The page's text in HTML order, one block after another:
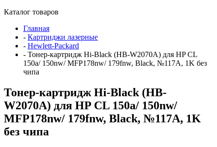
Каталог товаров
Главная
- Картриджи лазерные
- Hewlett-Packard
- Тонер-картридж Hi-Black (HB-W2070A) для HP CL
150a/ 150nw/ MFP178nw/ 179fnw, Black, №117A, 1K без
чипа
Тонер-картридж Hi-Black (HB-
W2070A) для HP CL 150a/ 150nw/
MFP178nw/ 179fnw, Black, №117A, 1K
без чипа